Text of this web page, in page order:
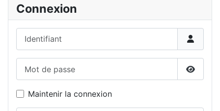
Connexion
Maintenir la connexion